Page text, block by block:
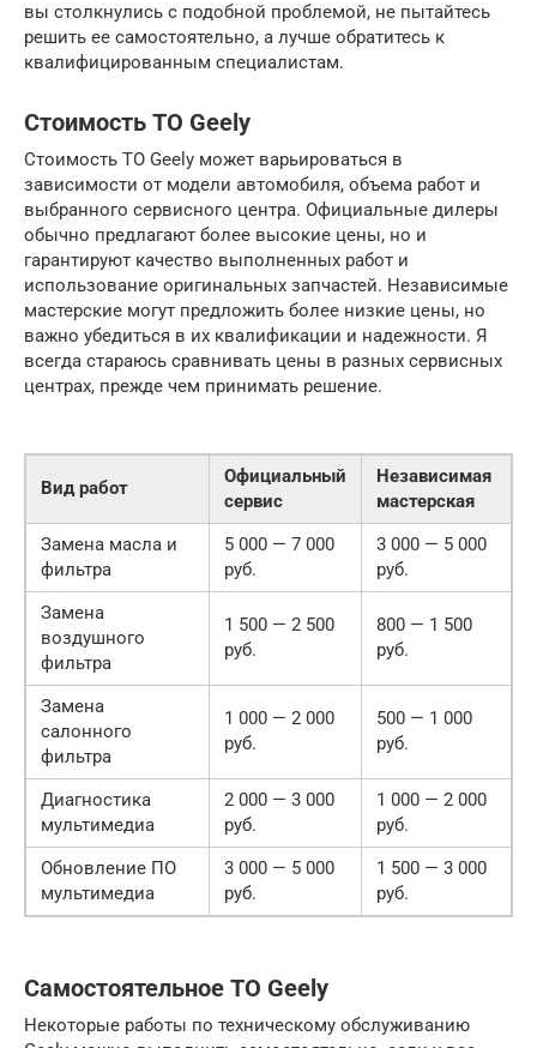
вы столкнулись с подобной проблемой, не пытайтесь
решить ее самостоятельно, а лучше обратитесь к
квалифицированным специалистам.
Стоимость ТО Geely
Стоимость ТО Geely может варьироваться в
зависимости от модели автомобиля, объема работ и
выбранного сервисного центра. Официальные дилеры
обычно предлагают более высокие цены, но и
гарантируют качество выполненных работ и
использование оригинальных запчастей. Независимые
мастерские могут предложить более низкие цены, но
важно убедиться в их квалификации и надежности. Я
всегда стараюсь сравнивать цены в разных сервисных
центрах, прежде чем принимать решение.
Вид работ
Официальный
сервис
Независимая
мастерская
Замена масла и
фильтра
5 000 — 7 000
руб.
3 000 — 5 000
руб.
Замена
воздушного
фильтра
1 500 — 2 500
руб.
800 — 1 500
руб.
Замена
салонного
фильтра
1 000 — 2 000
руб.
500 — 1 000
руб.
Диагностика
мультимедиа
2 000 — 3 000
руб.
1 000 — 2 000
руб.
Обновление ПО
мультимедиа
3 000 — 5 000
руб.
1 500 — 3 000
руб.
Самостоятельное ТО Geely
Некоторые работы по техническому обслуживанию